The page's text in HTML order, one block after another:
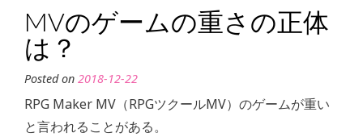
は？
度
編”
MVのゲームの重さの正体
は？
Posted on 2018-12-22
RPG Maker MV（RPGツクールMV）のゲームが重い
と言われることがある。